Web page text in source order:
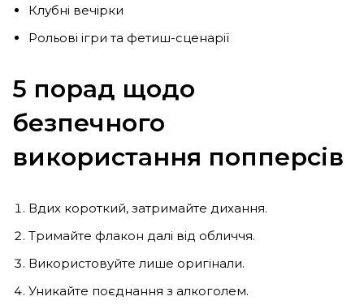
Клубні вечірки
Рольові ігри та фетиш-сценарії
5 порад щодо
безпечного
використання попперсів
Вдих короткий, затримайте дихання.
Тримайте флакон далі від обличчя.
Використовуйте лише оригінали.
Уникайте поєднання з алкоголем.